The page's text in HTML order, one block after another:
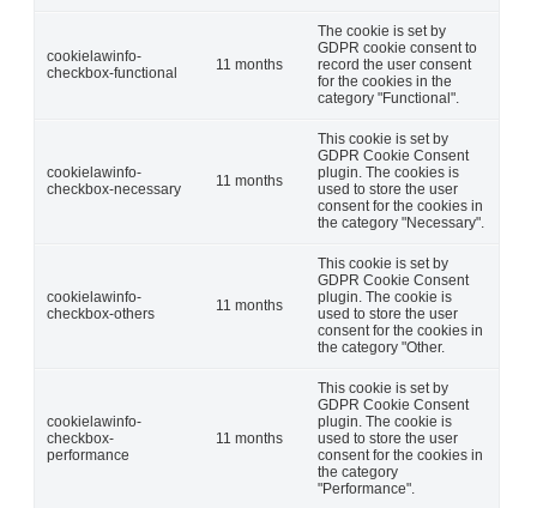
cookielawinfo-
checkbox-functional
11 months
The cookie is set by
GDPR cookie consent to
record the user consent
for the cookies in the
category "Functional".
cookielawinfo-
checkbox-necessary
11 months
This cookie is set by
GDPR Cookie Consent
plugin. The cookies is
used to store the user
consent for the cookies in
the category "Necessary".
cookielawinfo-
checkbox-others
11 months
This cookie is set by
GDPR Cookie Consent
plugin. The cookie is
used to store the user
consent for the cookies in
the category "Other.
cookielawinfo-
checkbox-
performance
11 months
This cookie is set by
GDPR Cookie Consent
plugin. The cookie is
used to store the user
consent for the cookies in
the category
"Performance".